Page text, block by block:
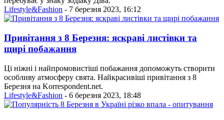
Lifestyle&Fashion - 7 березня 2023, 16:12
Привітання з 8 Березня: яскраві листівки та
щирі побажання
Ці ніжні і найпромовистіші побажання допоможуть створити
особливу атмосферу свята. Найкрасивіші привітання з 8
Березня на Korrespondent.net.
Lifestyle&Fashion - 6 березня 2023, 18:48